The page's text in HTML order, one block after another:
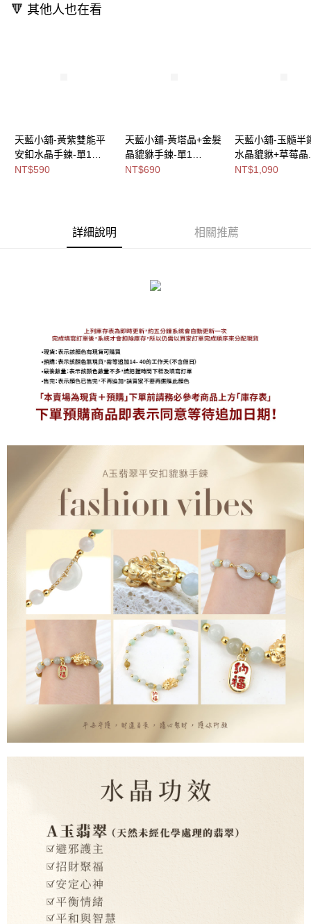
免運費
🔻 其他人也在看
天藍小舖-黃紫雙能平
安釦水晶手鍊-單1
款-$590【A31310155
NT$590
天藍小舖-黃塔晶+金髮
晶貔貅手鍊-單1
款-$690【A31310198
NT$690
天藍小舖-玉髓半
水晶貔貅+草莓晶
晶雙圈手鍊(客製
NT$1,090
詳細說明 相關推薦